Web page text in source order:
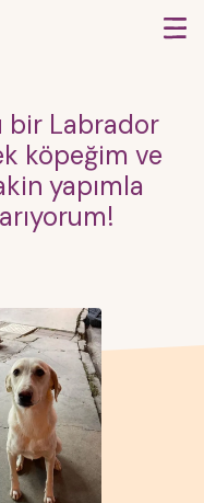
bir Labrador
köpeğim ve
yapımla